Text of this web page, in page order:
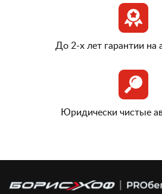
До 2-х лет гарантии на
Юридически чистые